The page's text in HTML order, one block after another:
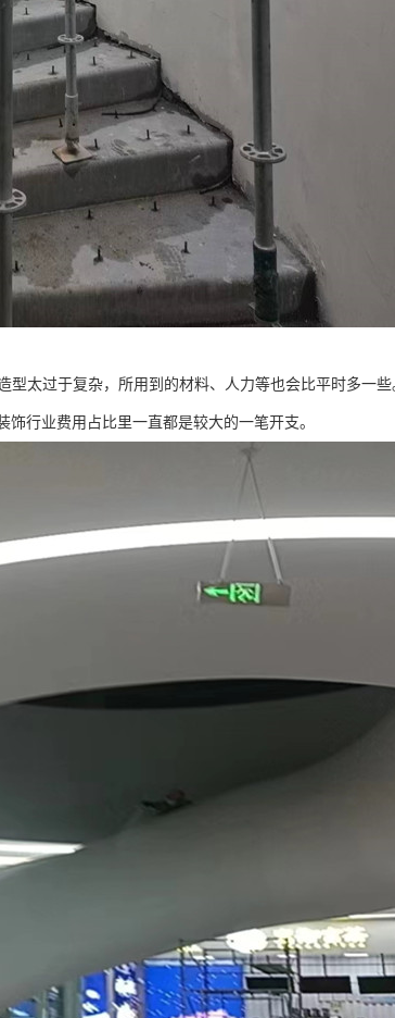
型太过于复杂，所用到的材料、人力等也会比平时多一
行业费用占比里一直都是较大的一笔开支。